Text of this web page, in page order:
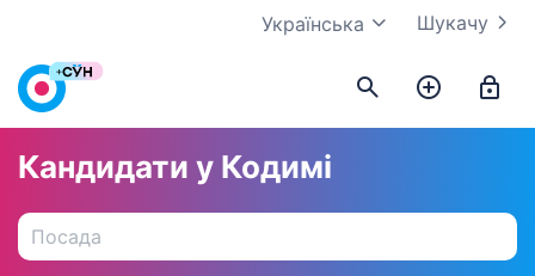
Шукачу
Українська
Кандидати у Кодимі